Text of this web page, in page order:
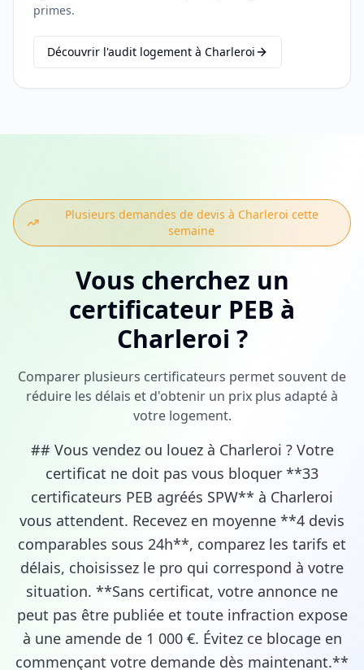
primes.
Découvrir l'audit logement à Charleroi
Plusieurs demandes de devis à Charleroi cette
semaine
Vous cherchez un
certificateur PEB à
Charleroi ?
Comparer plusieurs certificateurs permet souvent de
réduire les délais et d'obtenir un prix plus adapté à
votre logement.
## Vous vendez ou louez à Charleroi ? Votre
certificat ne doit pas vous bloquer **33
certificateurs PEB agréés SPW** à Charleroi
vous attendent. Recevez en moyenne **4 devis
comparables sous 24h**, comparez les tarifs et
délais, choisissez le pro qui correspond à votre
situation. **Sans certificat, votre annonce ne
peut pas être publiée et toute infraction expose
à une amende de 1 000 €. Évitez ce blocage en
commençant votre demande dès maintenant.**